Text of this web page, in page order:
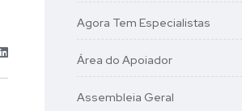
Agora Tem Especialistas
Área do Apoiador
Assembleia Geral